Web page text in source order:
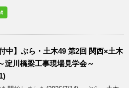
中】ぶら・土木49 第2回 関西×土木
淀川橋梁工事現場見学会～